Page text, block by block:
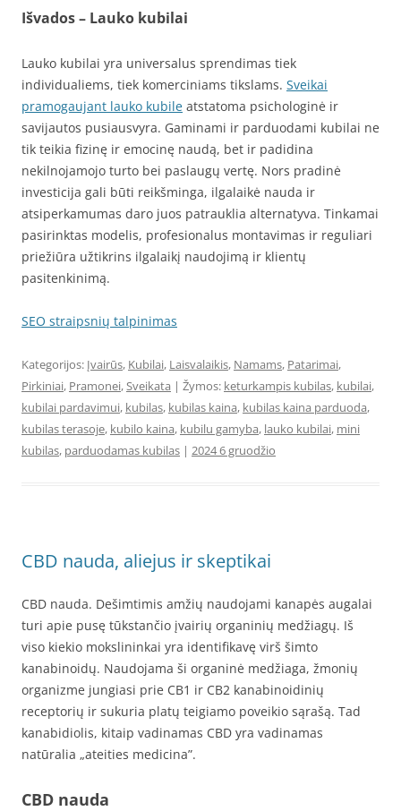
Išvados – Lauko kubilai
Lauko kubilai yra universalus sprendimas tiek
individualiems, tiek komerciniams tikslams. Sveikai
pramogaujant lauko kubile atstatoma psichologinė ir
savijautos pusiausvyra. Gaminami ir parduodami kubilai ne
tik teikia fizinę ir emocinę naudą, bet ir padidina
nekilnojamojo turto bei paslaugų vertę. Nors pradinė
investicija gali būti reikšminga, ilgalaikė nauda ir
atsiperkamumas daro juos patrauklia alternatyva. Tinkamai
pasirinktas modelis, profesionalus montavimas ir reguliari
priežiūra užtikrins ilgalaikį naudojimą ir klientų
pasitenkinimą.
SEO straipsnių talpinimas
Kategorijos: Įvairūs, Kubilai, Laisvalaikis, Namams, Patarimai,
Pirkiniai, Pramonei,Sveikata | Žymos: keturkampis kubilas, kubilai,
kubilai pardavimui, kubilas, kubilas kaina, kubilas kaina parduoda,
kubilas terasoje, kubilo kaina, kubilu gamyba, lauko kubilai, mini
kubilas, parduodamas kubilas | 2024 6 gruodžio
CBD nauda, aliejus ir skeptikai
CBD nauda. Dešimtimis amžių naudojami kanapės augalai
turi apie pusę tūkstančio įvairių organinių medžiagų. Iš
viso kiekio mokslininkai yra identifikavę virš šimto
kanabinoidų. Naudojama ši organinė medžiaga, žmonių
organizme jungiasi prie CB1 ir CB2 kanabinoidinių
receptorių ir sukuria platų teigiamo poveikio sąrašą. Tad
kanabidiolis, kitaip vadinamas CBD yra vadinamas
natūralia „ateities medicina”.
CBD nauda